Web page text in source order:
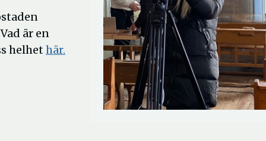
är en
helhethär.